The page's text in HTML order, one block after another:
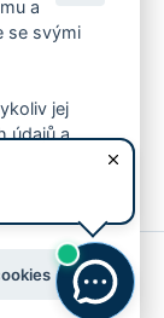
a
se svými
jej
údajů a